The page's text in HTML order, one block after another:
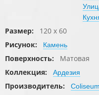
Размер:
120 x 60
Рисунок:
Камень
Поверхность:
Матовая
Коллекция:
Ардезия
Производитель: Coliseum